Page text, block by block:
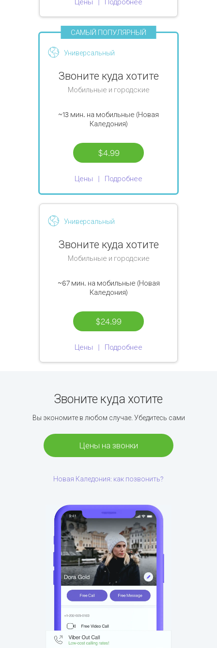
САМЫЙ ПОПУЛЯРНЫЙ
Универсальный
Звоните куда хотите
Мобильные и городские
~13 мин. на мобильные (Новая
Каледония)
$4.99
Цены Подробнее
Универсальный
Звоните куда хотите
Мобильные и городские
~67 мин. на мобильные (Новая
Каледония)
$24.99
Цены Подробнее
Звоните куда хотите
Вы экономите в любом случае. Убедитесь сами
Цены на звонки
Новая Каледония: как позвонить?